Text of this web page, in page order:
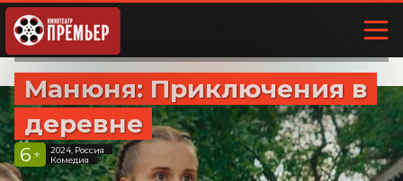
Манюня: Приключения в
деревне
6 +
2024, Россия
Комедия